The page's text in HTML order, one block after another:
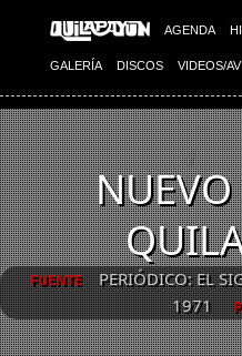
AGENDA
GALERÍA DISCOS VIDEOS/AV
NUEVO
FUENTE PERIÓDICO: EL
1971